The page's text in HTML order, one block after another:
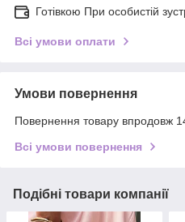
Готівкою При особистій
Всі умови оплати
Умови повернення
Повернення товару впродовж
Всі умови повернення
Подібні товари компанії